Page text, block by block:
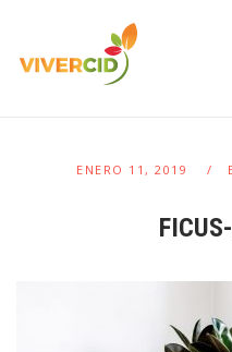
ENERO 11, 2019